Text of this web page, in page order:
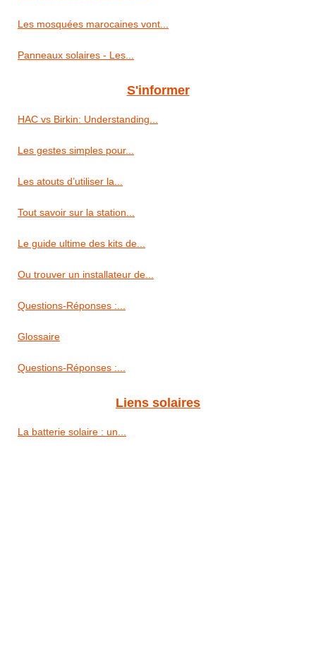
Les mosquées marocaines vont...
Panneaux solaires - Les...
S'informer
HAC vs Birkin: Understanding...
Les gestes simples pour...
Les atouts d’utiliser la...
Tout savoir sur la station...
Le guide ultime des kits de...
Ou trouver un installateur de...
Questions-Réponses :...
Glossaire
Questions-Réponses :...
Liens solaires
La batterie solaire : un...